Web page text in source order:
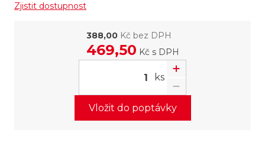
Zjistit dostupnost
388,00Kč bez DPH
469,50 Kč s DPH
ks
Vložit do poptávky